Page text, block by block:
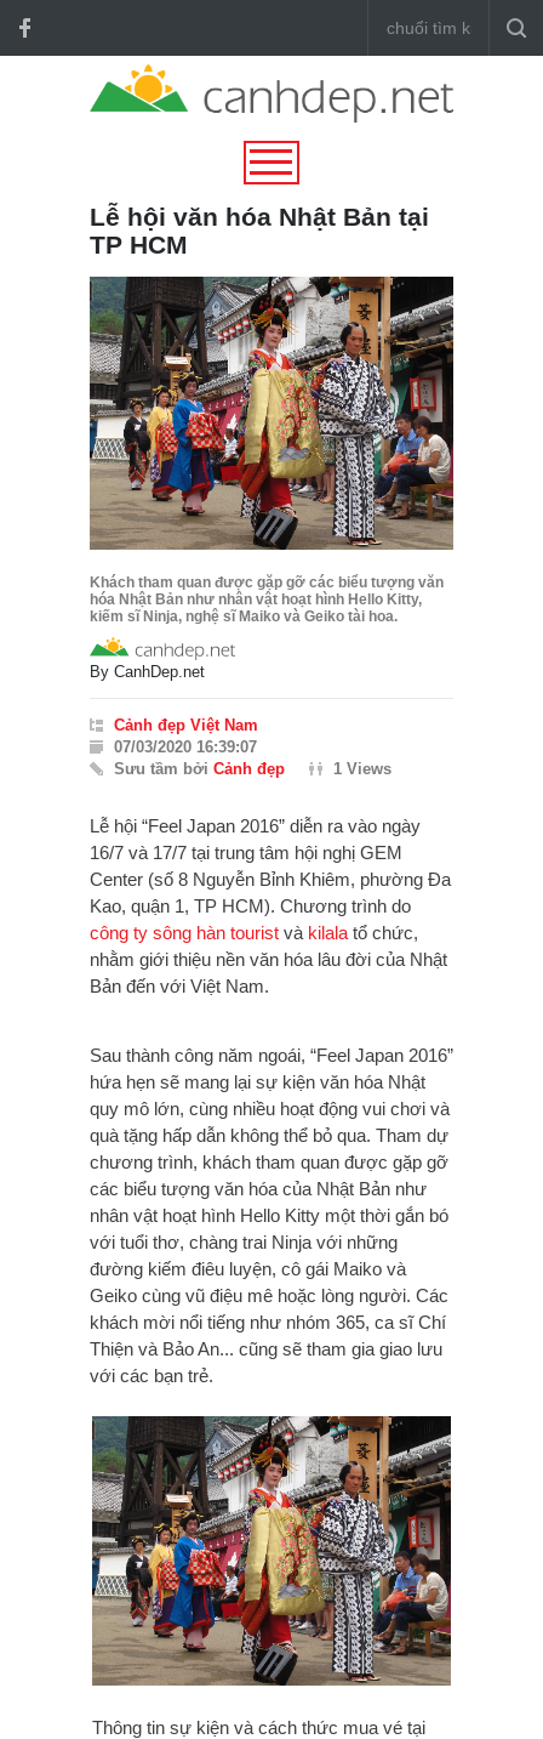
Lễ hội văn hóa Nhật Bản tại
TP HCM
Khách tham quan được gặp gỡ các biểu tượng văn
hóa Nhật Bản như nhân vật hoạt hình Hello Kitty,
kiếm sĩ Ninja, nghệ sĩ Maiko và Geiko tài hoa.
By CanhDep.net
Cảnh đẹp Việt Nam
07/03/2020 16:39:07
Sưu tầm bởi Cảnh đẹp 1 Views
Lễ hội “Feel Japan 2016” diễn ra vào ngày
16/7 và 17/7 tại trung tâm hội nghị GEM
Center (số 8 Nguyễn Bỉnh Khiêm, phường Đa
Kao, quận 1, TP HCM). Chương trình do
công ty sông hàn tourist và kilala tổ chức,
nhằm giới thiệu nền văn hóa lâu đời của Nhật
Bản đến với Việt Nam.
Sau thành công năm ngoái, “Feel Japan 2016”
hứa hẹn sẽ mang lại sự kiện văn hóa Nhật
quy mô lớn, cùng nhiều hoạt động vui chơi và
quà tặng hấp dẫn không thể bỏ qua. Tham dự
chương trình, khách tham quan được gặp gỡ
các biểu tượng văn hóa của Nhật Bản như
nhân vật hoạt hình Hello Kitty một thời gắn bó
với tuổi thơ, chàng trai Ninja với những
đường kiếm điêu luyện, cô gái Maiko và
Geiko cùng vũ điệu mê hoặc lòng người. Các
khách mời nổi tiếng như nhóm 365, ca sĩ Chí
Thiện và Bảo An... cũng sẽ tham gia giao lưu
với các bạn trẻ.
Thông tin sự kiện và cách thức mua vé tại